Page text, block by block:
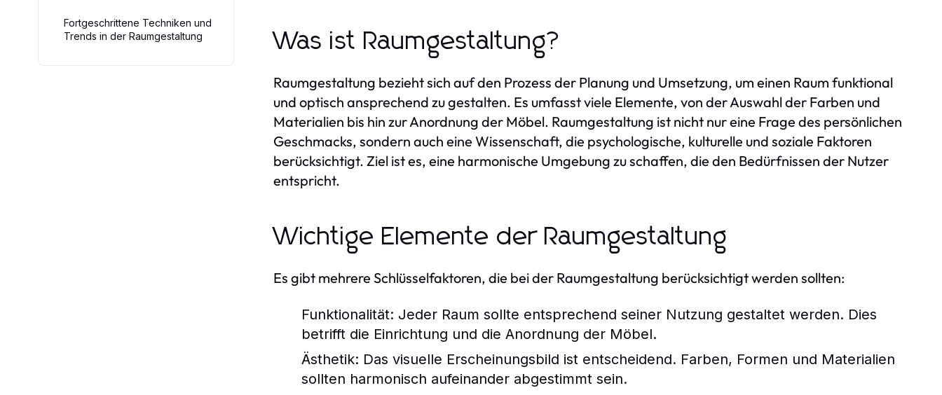
Fortgeschrittene Techniken und
Trends in der Raumgestaltung
Was ist Raumgestaltung?
Raumgestaltung bezieht sich auf den Prozess der Planung und Umsetzung, um einen Raum funktional
und optisch ansprechend zu gestalten. Es umfasst viele Elemente, von der Auswahl der Farben und
Materialien bis hin zur Anordnung der Möbel. Raumgestaltung ist nicht nur eine Frage des persönlichen
Geschmacks, sondern auch eine Wissenschaft, die psychologische, kulturelle und soziale Faktoren
berücksichtigt. Ziel ist es, eine harmonische Umgebung zu schaffen, die den Bedürfnissen der Nutzer
entspricht.
Wichtige Elemente der Raumgestaltung
Es gibt mehrere Schlüsselfaktoren, die bei der Raumgestaltung berücksichtigt werden sollten:
Funktionalität: Jeder Raum sollte entsprechend seiner Nutzung gestaltet werden. Dies
betrifft die Einrichtung und die Anordnung der Möbel.
Ästhetik: Das visuelle Erscheinungsbild ist entscheidend. Farben, Formen und Materialien
sollten harmonisch aufeinander abgestimmt sein.